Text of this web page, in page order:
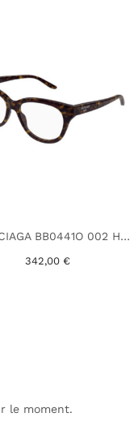
BALENCIAGA BB0441O 002 HAVANE
342,00 €
le moment.